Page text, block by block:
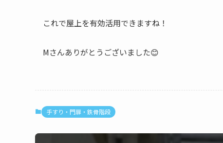
これで屋上を有効活用できますね！
Mさんありがとうございました😊
手すり・門扉・鉄骨階段